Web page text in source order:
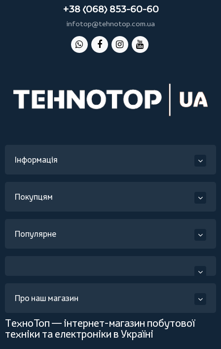
+38 (068) 853-60-60
infotop@tehnotop.com.ua
Інформація
Покупцям
Популярне
Про наш магазин
ТехноТоп — інтернет-магазин побутової
техніки та електроніки в Україні